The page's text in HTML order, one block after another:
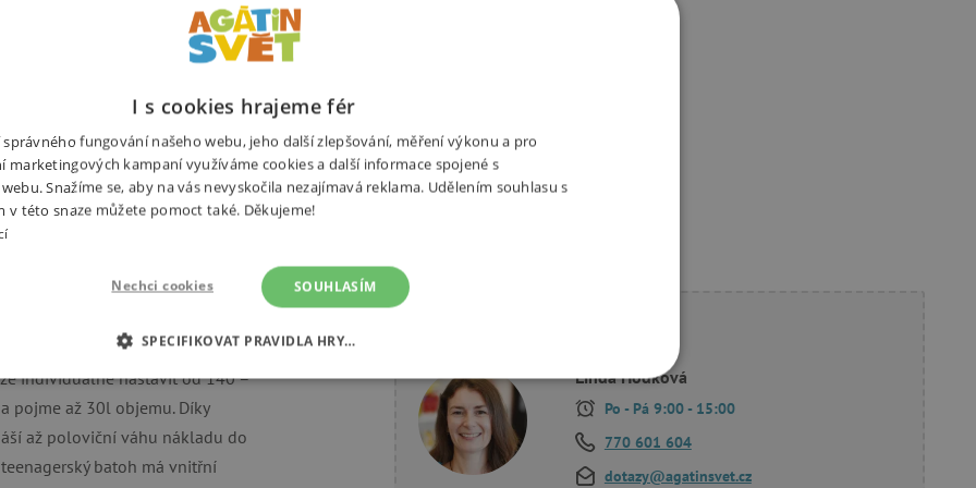
Alternativní produkty
od 11 let nebo od výšky 140
individuálně nastavit od 140 –
pojme až 30l objemu. Díky
až poloviční váhu nákladu do
batoh má vnitřní
Linda Hodková
Po - Pá 9:00 - 15:00
770 601 604
dotazy@agatinsvet.cz
I s cookies hrajeme fér
fungování našeho webu, jeho další zlepšování, měření výkonu a pro
marketingových kampaní využíváme cookies a další informace spojené s
Snažíme se, aby na vás nevyskočila nezajímavá reklama. Udělením souhlasu s
v této snaze můžete pomoct také. Děkujeme!
SOUHLASÍM
Nechci cookies
SPECIFIKOVAT PRAVIDLA HRY…
COOKIES ANALYTICKÉ COOKIES MARKETINGOVÉ COOKIES